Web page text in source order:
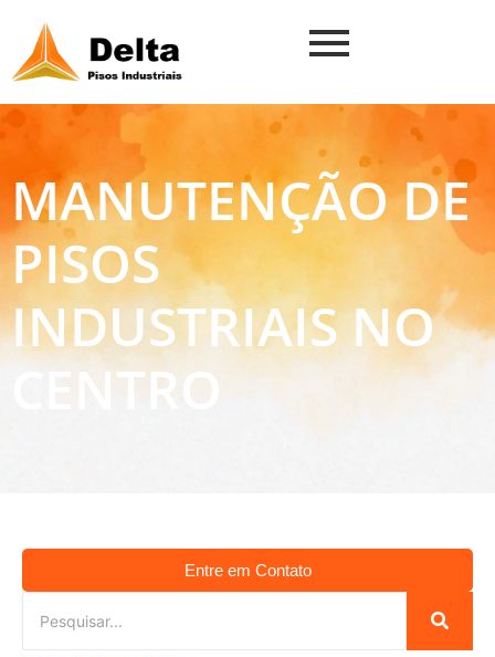
MANUTENÇÃO DE
PISOS
INDUSTRIAIS NO
CENTRO
Entre em Contato